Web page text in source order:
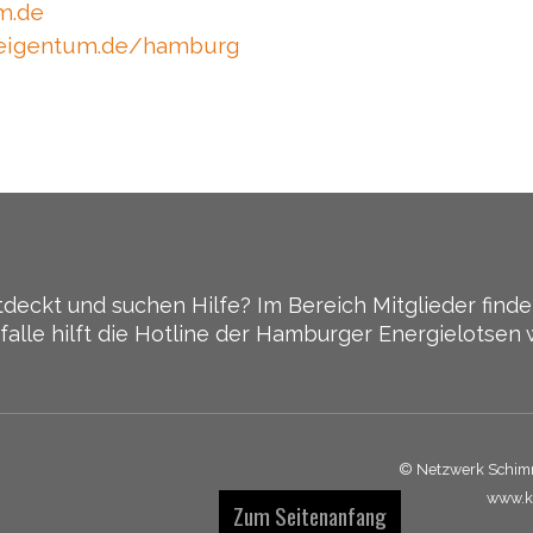
hamburg
und suchen Hilfe? Im Bereich Mitglieder
hilft die Hotline der Hamburger Energielotsen
© Netzwerk
Zum Seitenanfang